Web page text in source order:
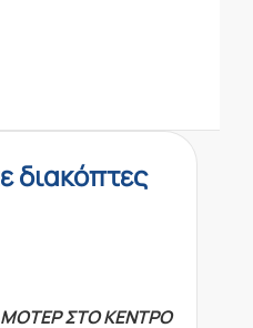
διακόπτες
ΜΟΤΕΡ ΣΤΟ ΚΕΝΤΡΟ